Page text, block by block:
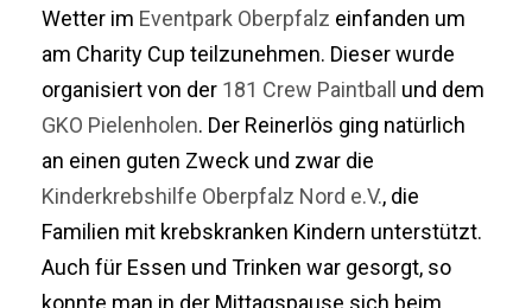
Wetter im Eventpark Oberpfalz einfanden um
am Charity Cup teilzunehmen. Dieser wurde
organisiert von der 181 Crew Paintball und dem
GKO Pielenholen. Der Reinerlös ging natürlich
an einen guten Zweck und zwar die
Kinderkrebshilfe Oberpfalz Nord e.V., die
Familien mit krebskranken Kindern unterstützt.
Auch für Essen und Trinken war gesorgt, so
konnte man in der Mittagspause sich beim